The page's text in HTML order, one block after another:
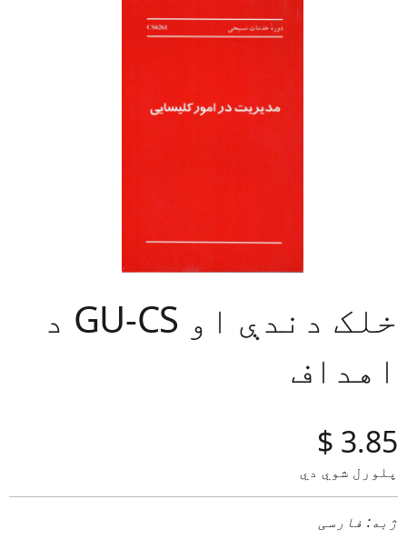
د GU-CS خلک دندې او
اهداف
‎$ 3.85
پلورل شوي دي
ژبه: فارسی